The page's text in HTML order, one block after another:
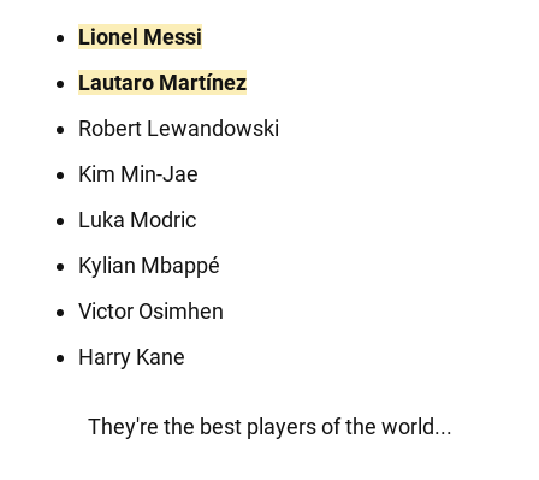
Lionel Messi
Lautaro Martínez
Robert Lewandowski
Kim Min-Jae
Luka Modric
Kylian Mbappé
Victor Osimhen
Harry Kane
They're the best players of the world...